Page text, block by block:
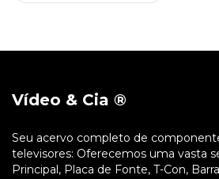
Vídeo & Cia ®
Seu acervo completo de
televisores: Oferecemos uma vasta
Principal, Placa de Fonte, T-Con,